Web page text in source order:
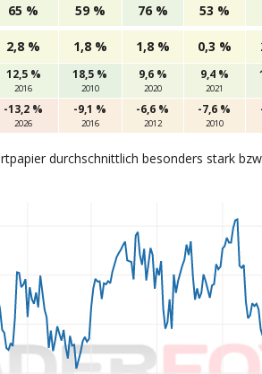
65 % 59 % 76 % 53 %
2,8 % 1,8 % 1,8 % 0,3 %
12,5 %
2016
18,5 %
2010
9,6 %
2020
9,4 %
2021
-13,2 %
2026
-9,1 %
2016
-6,6 %
2012
-7,6 %
2010
durchschnittlich besonders stark